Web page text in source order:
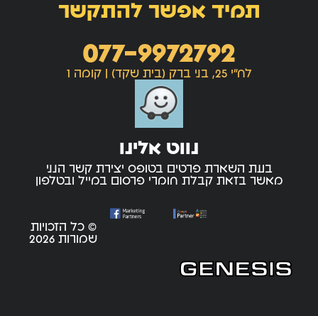
תמיד אפשר להתקשר
077-9972792
לח"י 25, בני ברק (בית שקד) | קומה 1
נווט אלינו
בעת השארת פרטים בטופס יצירת קשר הנני
מאשר בזאת קבלת חומרי פרסום במייל ובטלפון
© כל הזכויות
שמורות 2026